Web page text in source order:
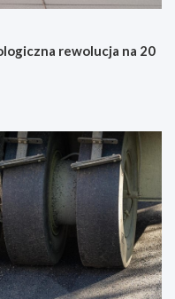
rewolucja na 20